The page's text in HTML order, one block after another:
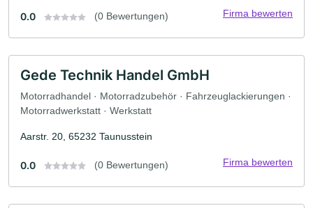
0.0 (0 Bewertungen) Firma bewerten
Gede Technik Handel GmbH
Motorradhandel · Motorradzubehör · Fahrzeuglackierungen ·
Motorradwerkstatt · Werkstatt
Aarstr. 20, 65232 Taunusstein
0.0 (0 Bewertungen) Firma bewerten